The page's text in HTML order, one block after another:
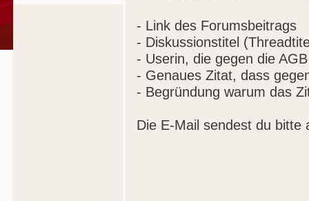
- Link des Forumsbeitrags
- Diskussionstitel
- Userin, die gegen die
- Genaues Zitat, dass
- Begründung warum das
Die E-Mail sendest du bitte